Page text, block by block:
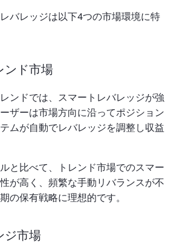
バレッジは以下4つの市場環境に特
ンド市場
ンドでは、スマートレバレッジが強
ザーは市場方向に沿ってポジション
ムが自動でレバレッジを調整し収益
と比べて、トレンド市場でのスマー
が高く、頻繁な手動リバランスが不
の保有戦略に理想的です。
ジ市場